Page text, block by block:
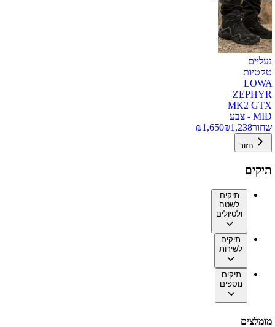
נעליים
טקטיות
LOWA
ZEPHYR
MK2 GTX
MID - צבע
שחור
₪1,238
₪1,650
חזור
תיקים
תיקים
לשטח
ולטיולים
תיקים
לשירות
תיקים
נוספים
מומלצים